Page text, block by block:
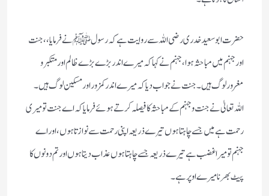
حضرت ابو سعید خدری رضی اللہ سے روایت ہے کہ رسول ﷺ نے فرمایا،، جنت
اور جہنم میں مباحثہ ہوا، جہنم نے کہا کہ میرے اندر بڑے بڑے ظالم اور متکبر و
مغرور لوگ ہیں۔ جنت نے جواب دیا کہ میرے اندر کمزور اور مسکین لوگ ہیں۔
اللہ تعالیٰ نے جنت و جہنم کے مباحثہ کا فیصلہ کرتے ہوئے فرمایا کہ اے جنت تو میری
رحمت ہے میں جسے چاہتا ہوں تیرے ذریعہ اپنی رحمت سے نوازتا ہوں، اور اے
جہنم تو میرا غضب ہے تیرے ذریعہ جسے چاہتا ہوں عذاب دیتا ہوں اور تم دونوں کا
پیٹ بھرنا میرے اوپر ہے۔